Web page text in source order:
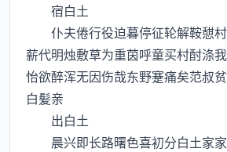
宿白土
仆夫倦行役迫暮停征轮解鞍憇村
薪代明烛敷草为重茵呼童买村酎涤
怡欲醉浑无因伤哉东野蹇痛矣范叔
白髪亲
出白土
晨兴即长路曙色喜初分白土家家